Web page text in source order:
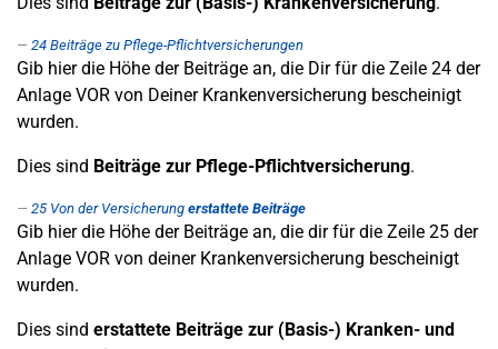
24 Beiträge zu Pflege-Pflichtversicherungen
Gib hier die Höhe der Beiträge an, die Dir für die Zeile 24 der
Anlage VOR von Deiner Krankenversicherung bescheinigt
wurden.
Dies sind Beiträge zur Pflege-Pflichtversicherung.
25 Von der Versicherung erstattete Beiträge
Gib hier die Höhe der Beiträge an, die dir für die Zeile 25 der
Anlage VOR von deiner Krankenversicherung bescheinigt
wurden.
Dies sind erstattete Beiträge zur (Basis-) Kranken- und